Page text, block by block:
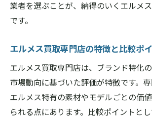
業者を選ぶことが、納得のいくエルメ
です。
エルメス買取専門店の特徴と比較ポ
エルメス買取専門店は、ブランド特化
市場動向に基づいた評価が特徴です。専
エルメス特有の素材やモデルごとの価
られる点にあります。比較ポイントと